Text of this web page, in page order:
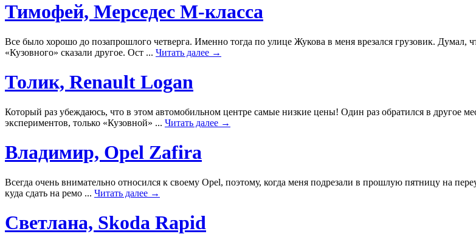
Тимофей, Мерседес М-класса
Все было хорошо до позапрошлого четверга. Именно тогда по улице Жукова в меня врезался грузовик.
«Кузовного» сказали другое. Ост ... Читать далее →
Толик, Renault Logan
Который раз убеждаюсь, что в этом автомобильном центре самые низкие цены! Один раз обратился в другое
экспериментов, только «Кузовной» ... Читать далее →
Владимир, Opel Zafira
Всегда очень внимательно относился к своему Opel, поэтому, когда меня подрезали в прошлую пятницу на
куда сдать на ремо ... Читать далее →
Светлана, Skoda Rapid